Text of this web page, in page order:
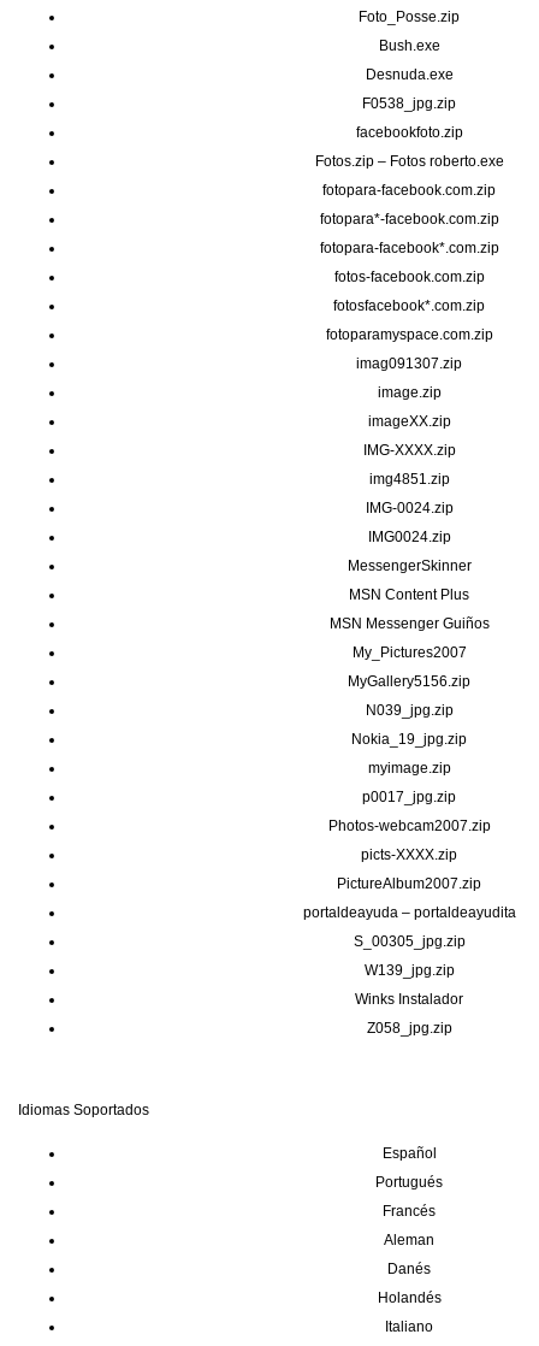
Foto_Posse.zip
Bush.exe
Desnuda.exe
F0538_jpg.zip
facebookfoto.zip
Fotos.zip – Fotos roberto.exe
fotopara-facebook.com.zip
fotopara*-facebook.com.zip
fotopara-facebook*.com.zip
fotos-facebook.com.zip
fotosfacebook*.com.zip
fotoparamyspace.com.zip
imag091307.zip
image.zip
imageXX.zip
IMG-XXXX.zip
img4851.zip
IMG-0024.zip
IMG0024.zip
MessengerSkinner
MSN Content Plus
MSN Messenger Guiños
My_Pictures2007
MyGallery5156.zip
N039_jpg.zip
Nokia_19_jpg.zip
myimage.zip
p0017_jpg.zip
Photos-webcam2007.zip
picts-XXXX.zip
PictureAlbum2007.zip
portaldeayuda – portaldeayudita
S_00305_jpg.zip
W139_jpg.zip
Winks Instalador
Z058_jpg.zip
Idiomas Soportados
Español
Portugués
Francés
Aleman
Danés
Holandés
Italiano